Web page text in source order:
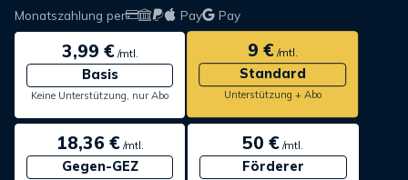
Monatszahlung per Pay Pay
3,99 €/mtl.
Basis
Keine Unterstützung, nur Abo
9 €/mtl.
Standard
Unterstützung + Abo
18,36 €/mtl.
Gegen-GEZ
50 € /mtl.
Förderer